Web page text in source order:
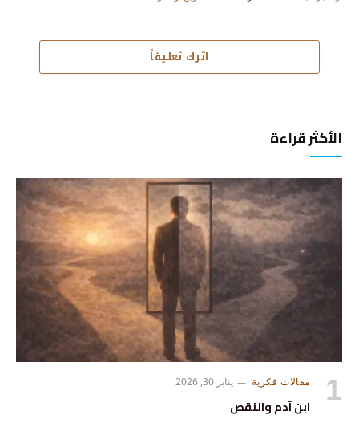
اترك تعليقاً
الأكثر قراءة
مقالات فكرية يناير 30, 2026
ابن آدم والنقص